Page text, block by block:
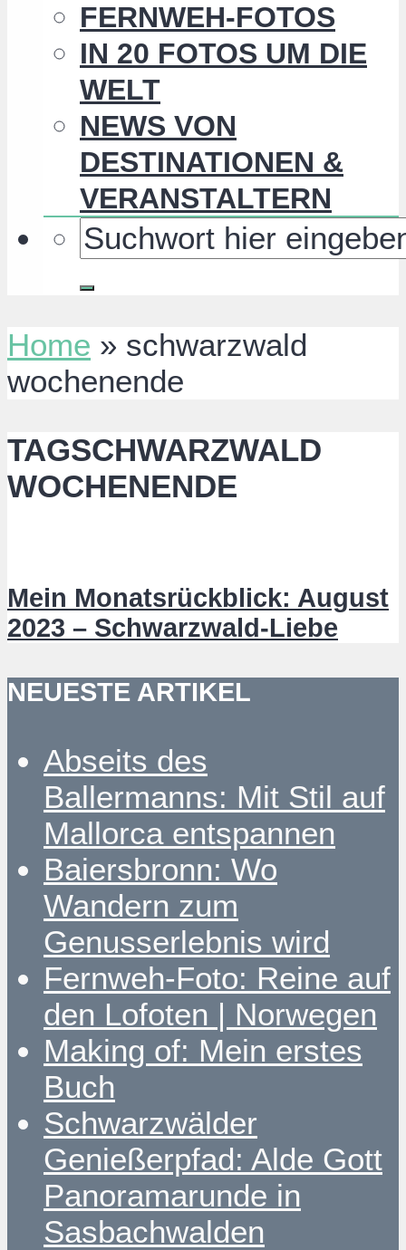
FERNWEH-FOTOS
IN 20 FOTOS UM DIE
WELT
NEWS VON
DESTINATIONEN &
VERANSTALTERN
Home » schwarzwald
wochenende
TAGSCHWARZWALD
WOCHENENDE
Mein Monatsrückblick: August
2023 – Schwarzwald-Liebe
NEUESTE ARTIKEL
Abseits des
Ballermanns: Mit Stil auf
Mallorca entspannen
Baiersbronn: Wo
Wandern zum
Genusserlebnis wird
Fernweh-Foto: Reine auf
den Lofoten | Norwegen
Making of: Mein erstes
Buch
Schwarzwälder
Genießerpfad: Alde Gott
Panoramarunde in
Sasbachwalden